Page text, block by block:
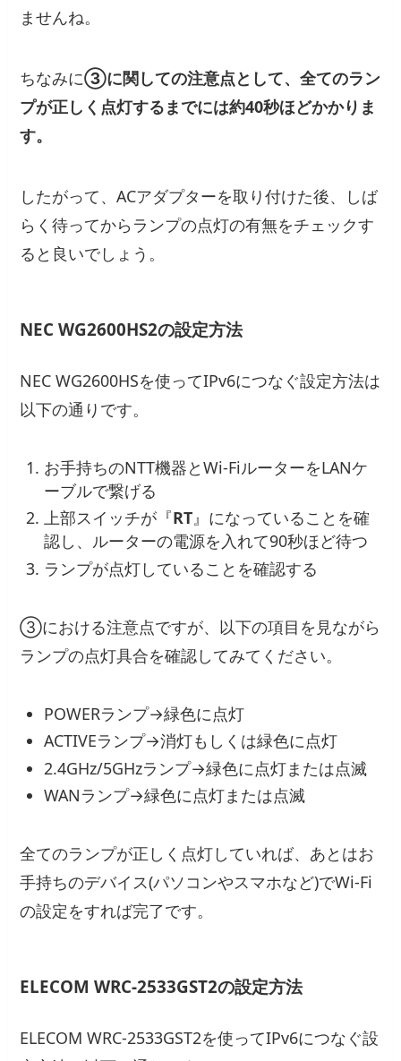
ませんね。
ちなみに③に関しての注意点として、全てのラン
プが正しく点灯するまでには約40秒ほどかかりま
す。
したがって、ACアダプターを取り付けた後、しば
らく待ってからランプの点灯の有無をチェックす
ると良いでしょう。
NEC WG2600HS2の設定方法
NEC WG2600HSを使ってIPv6につなぐ設定方法は
以下の通りです。
お手持ちのNTT機器とWi-FiルーターをLANケ
ーブルで繋げる
上部スイッチが『RT』になっていることを確
認し、ルーターの電源を入れて90秒ほど待つ
ランプが点灯していることを確認する
③における注意点ですが、以下の項目を見ながら
ランプの点灯具合を確認してみてください。
POWERランプ→緑色に点灯
ACTIVEランプ→消灯もしくは緑色に点灯
2.4GHz/5GHzランプ→緑色に点灯または点滅
WANランプ→緑色に点灯または点滅
全てのランプが正しく点灯していれば、あとはお
手持ちのデバイス(パソコンやスマホなど)でWi-Fi
の設定をすれば完了です。
ELECOM WRC-2533GST2の設定方法
ELECOM WRC-2533GST2を使ってIPv6につなぐ設